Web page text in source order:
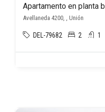
Apartamento en planta
Avellaneda 4200, , Unión
DEL-79682 2 1